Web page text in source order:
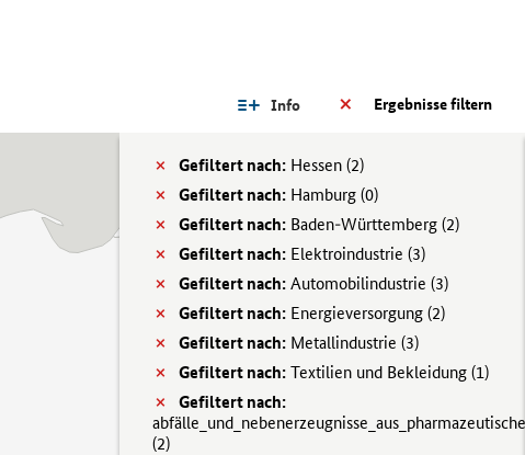
Ergebnisse filtern
Info
Gefiltert nach: Hessen (2)
Gefiltert nach: Hamburg (0)
Gefiltert nach: Baden-Württemberg (2)
Gefiltert nach: Elektroindustrie (3)
Gefiltert nach: Automobilindustrie (3)
Gefiltert nach: Energieversorgung (2)
Gefiltert nach: Metallindustrie (3)
Gefiltert nach: Textilien und Bekleidung (1)
Gefiltert nach:
(2)